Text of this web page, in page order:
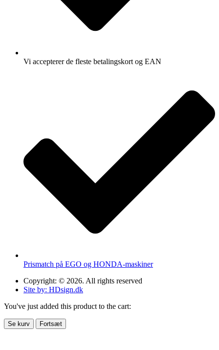
Vi accepterer de fleste betalingskort og EAN
Prismatch på EGO og HONDA-maskiner
Copyright: © 2026. All rights reserved
Site by: HDsign.dk
You've just added this product to the cart:
Se kurv Fortsæt